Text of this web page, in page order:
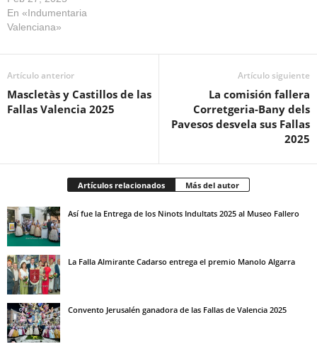
En «Indumentaria
Valenciana»
Artículo anterior
Mascletàs y Castillos de las
Fallas Valencia 2025
Artículo siguiente
La comisión fallera
Corretgeria-Bany dels
Pavesos desvela sus Fallas
2025
Artículos relacionados Más del autor
Así fue la Entrega de los Ninots Indultats 2025 al Museo Fallero
La Falla Almirante Cadarso entrega el premio Manolo Algarra
Convento Jerusalén ganadora de las Fallas de Valencia 2025